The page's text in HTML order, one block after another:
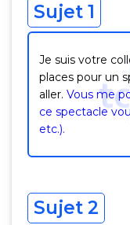
Sujet 1
Je suis votre
places pour un
aller. Vous me
ce spectacle
etc.).
Sujet 2